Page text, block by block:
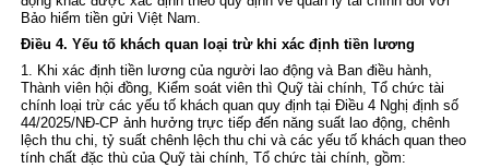
Bảo hiểm tiền gửi Việt Nam.
Điều 4. Yếu tố khách quan loại trừ khi xác định tiền lương
1. Khi xác định tiền lương của người lao động và Ban điều hành,
Thành viên hội đồng, Kiểm soát viên thì Quỹ tài chính, Tổ chức tài
chính loại trừ các yếu tố khách quan quy định tạiĐiều 4 Nghị định số
44/2025/NĐ-CP ảnh hưởng trực tiếp đến năng suất lao động, chênh
lệch thu chi, tỷ suất chênh lệch thu chi và các yếu tố khách quan theo
tính chất đặc thù của Quỹ tài chính, Tổ chức tài chính, gồm: